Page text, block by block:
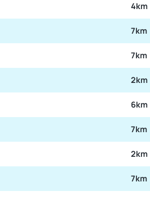
4km
7km
7km
2km
6km
7km
2km
7km